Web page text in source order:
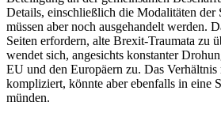
Details, einschließlich die Modalitäten
müssen aber noch ausgehandelt werden.
Seiten erfordern, alte Brexit-Traumata zu
wendet sich, angesichts konstanter
EU und den Europäern zu. Das
kompliziert, könnte aber ebenfalls in eine
münden.